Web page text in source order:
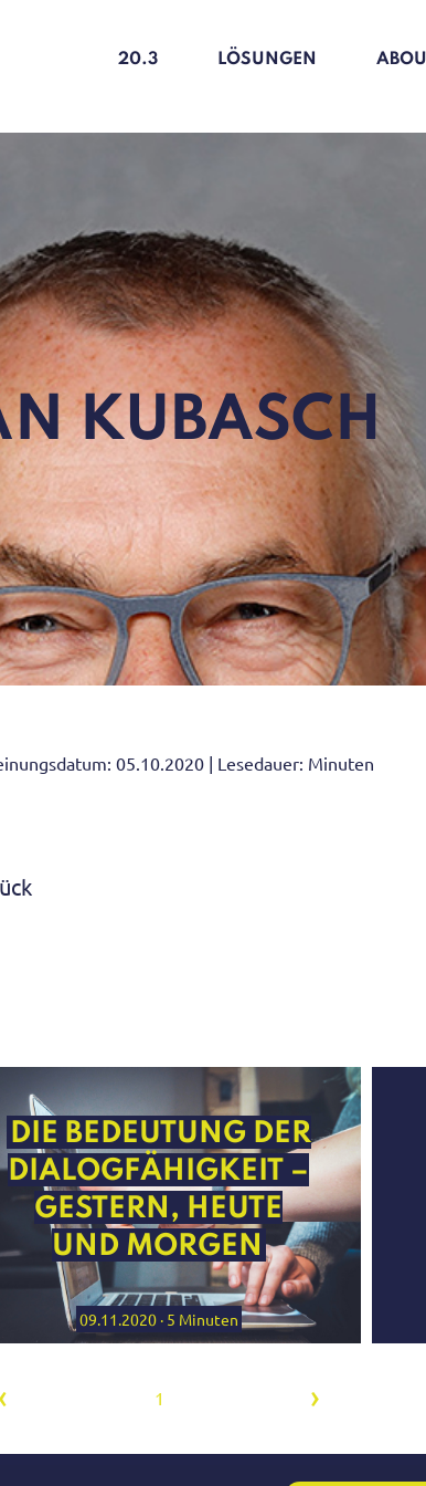
20.3 LÖSUNGEN
KUBASCH
05.10.2020 | Lesedauer: Minuten
DIE BEDEUTUNG DER
DIALOGFÄHIGKEIT –
GESTERN, HEUTE
UND MORGEN
09.11.2020 · 5 Minuten
‹ ›
1